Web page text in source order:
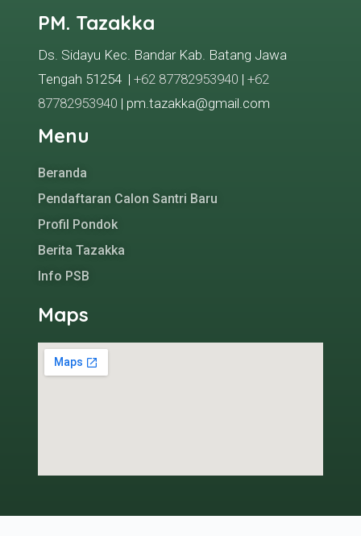
PM. Tazakka
Ds. Sidayu Kec. Bandar Kab. Batang Jawa
Tengah 51254 | +62 87782953940 | +62
87782953940 | pm.tazakka@gmail.com
Menu
Beranda
Pendaftaran Calon Santri Baru
Profil Pondok
Berita Tazakka
Info PSB
Maps